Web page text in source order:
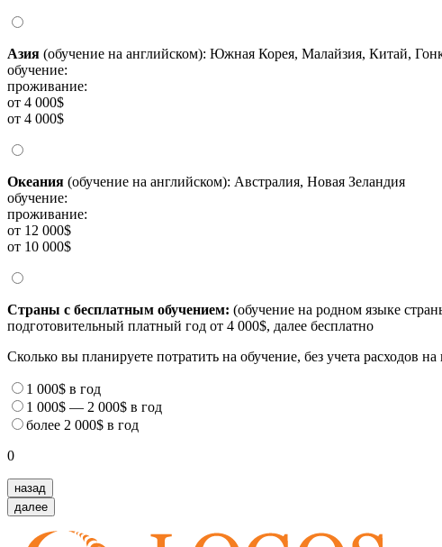
Азия (обучение на английском): Южная Корея, Малайзия, Китай,
обучение:
проживание:
от 4 000$
от 4 000$
Океания (обучение на английском): Австралия, Новая Зеландия
обучение:
проживание:
от 12 000$
от 10 000$
Страны с бесплатным обучением: (обучение на родном языке
подготовительный платный год от 4 000$, далее бесплатно
Сколько вы планируете потратить на обучение, без учета расходов
1 000$ в год
1 000$ — 2 000$ в год
более 2 000$ в год
0
назад
далее